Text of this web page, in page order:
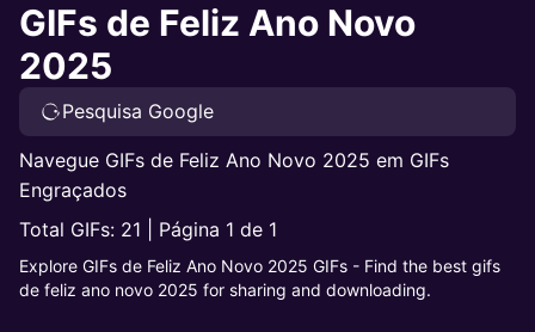
GIFs de Feliz Ano Novo
2025
Pesquisa Google
Navegue GIFs de Feliz Ano Novo 2025 em GIFs
Engraçados
Total GIFs: 21 | Página 1 de 1
Explore GIFs de Feliz Ano Novo 2025 GIFs - Find the best gifs
de feliz ano novo 2025 for sharing and downloading.